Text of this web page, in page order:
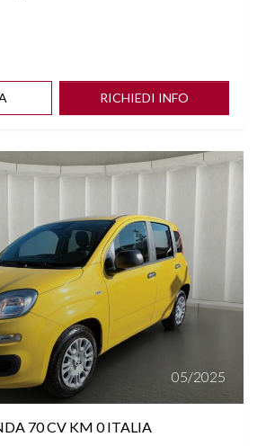
RICHIEDI INFO
05/2025
70 CV KM 0 ITALIA